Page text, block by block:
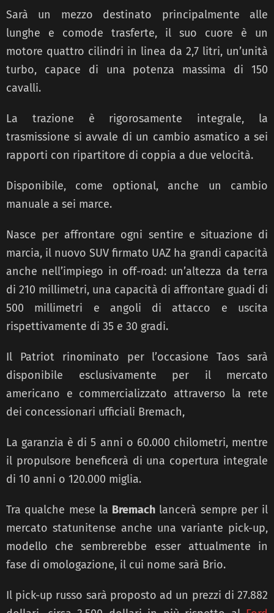
Sarà un mezzo destinato principalmente alle
lunghe e comode trasferte, il suo cuore è un
motore quattro cilindri in linea da 2,7 litri, un’unità
turbo, capace di una potenza massima di 150
cavalli.
La trazione è rigorosamente integrale, la
trasmissione si avvale di un cambio asmatico a sei
rapporti con ripartitore di coppia a due velocità.
Disponibile, come optional, anche un cambio
manuale a sei marce.
Nasce per affrontare ogni sentire e situazione di
marcia, il nuovo SUV firmato UAZ ha grandi capacità
anche nell’impiego in off-road: un’altezza da terra
di 210 millimetri, una capacità di affrontare guadi di
500 millimetri e angoli di attacco e uscita
rispettivamente di 35 e 30 gradi.
Il Patriot rinominato per l’occasione Taos sarà
disponibile esclusivamente per il mercato
americano e commercializzato attraverso la rete
dei concessionari ufficiali Bremach,
La garanzia è di 5 anni o 60.000 chilometri, mentre
il propulsore beneficerà di una copertura integrale
di 10 anni o 120.000 miglia.
Tra qualche mese la Bremach lancerà sempre per il
mercato statunitense anche una variante pick-up,
modello che sembrerebbe esser attualmente in
fase di omologazione, il cui nome sarà Brio.
Il pick-up russo sarà proposto ad un prezzi di 27.882